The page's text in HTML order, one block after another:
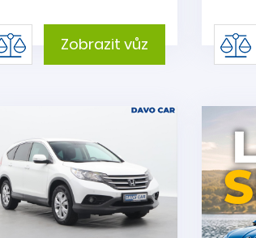
Zobrazit vůz